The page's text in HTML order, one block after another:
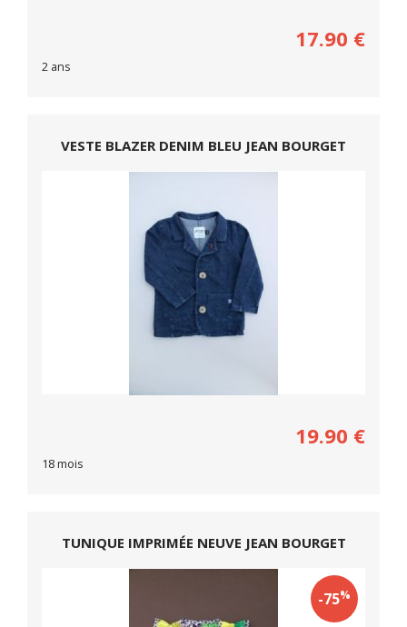
17.90 €
2 ans
VESTE BLAZER DENIM BLEU JEAN BOURGET
19.90 €
18 mois
TUNIQUE IMPRIMÉE NEUVE JEAN BOURGET
-75%